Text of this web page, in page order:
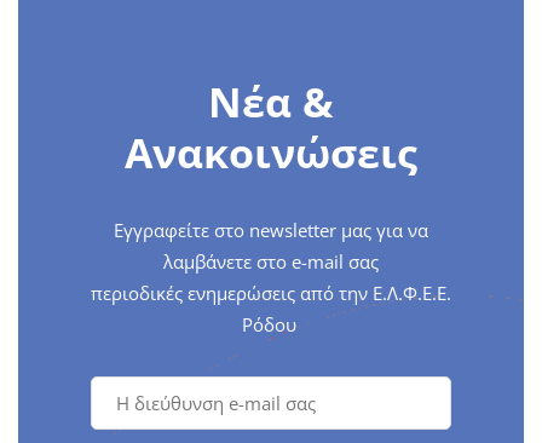
Νέα &
Ανακοινώσεις
Εγγραφείτε στο newsletter μας για να
λαμβάνετε στο e-mail σας
περιοδικές ενημερώσεις από την Ε.Λ.Φ.Ε.Ε.
Ρόδου